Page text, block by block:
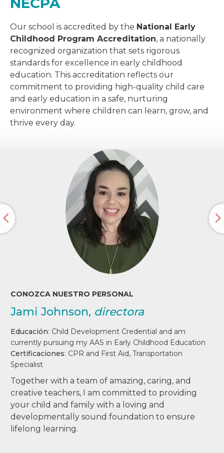
Our school is accredited by the National Early
Childhood Program Accreditation, a nationally
recognized organization that sets rigorous
standards for excellence in early childhood
education. This accreditation reflects our
commitment to providing high-quality child care
and early education in a safe, nurturing
environment where children can learn, grow, and
thrive every day.
CONOZCA NUESTRO PERSONAL
Jami Johnson, directora
Educación: Child Development Credential and am
currently pursuing my AAS in Early Childhood Education
Certificaciones: CPR and First Aid, Transportation
Specialist
Together with a team of amazing, caring, and
creative teachers, I am committed to providing
your child and family with a loving and
developmentally sound foundation to ensure
lifelong learning.